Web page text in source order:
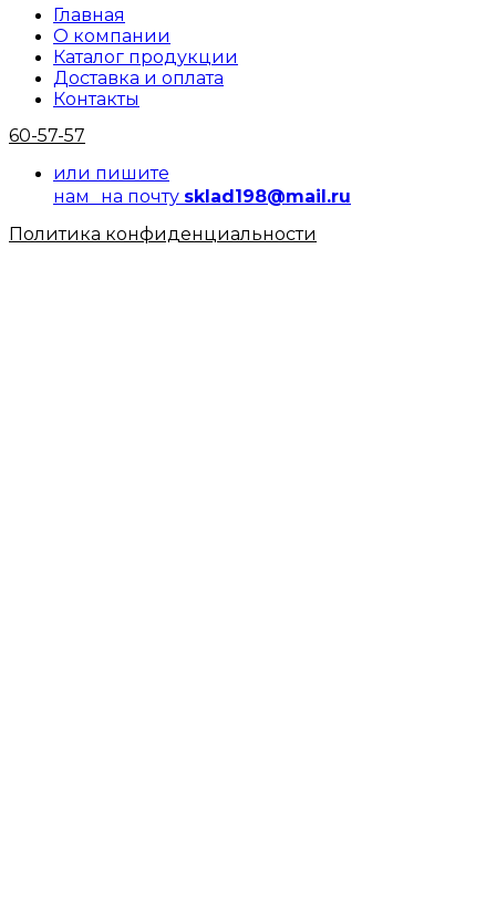
Главная
О компании
Каталог продукции
Доставка и оплата
Контакты
60-57-57
или пишите
нам на почту sklad198@mail.ru
Политика конфиденциальности